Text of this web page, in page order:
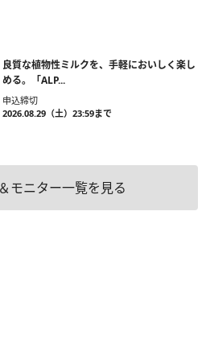
良質な植物性ミルクを、手軽においしく楽し
める。「ALP...
申込締切
2026.08.29（土）23:59まで
モニター一覧を見る